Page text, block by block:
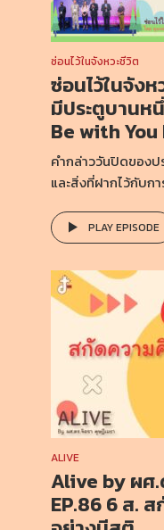
ซ่อนไว้ในจังหวะชีวิต
ซ่อนไว้ในจังห
มีประตูบานห
Be with
คำกล่าววันปิดของป
และสิ่งที่ฝากไว้กับก
PLAY EPISODE
ALIVE
Alive by ผศ.
EP.86 6 ส.